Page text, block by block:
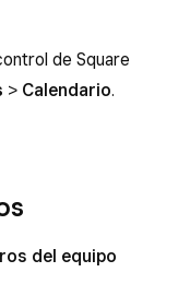
de Square
> Calendario.
del equipo